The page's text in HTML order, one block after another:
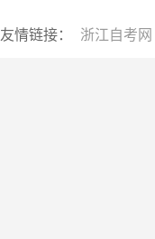
友情链接： 浙江自考网